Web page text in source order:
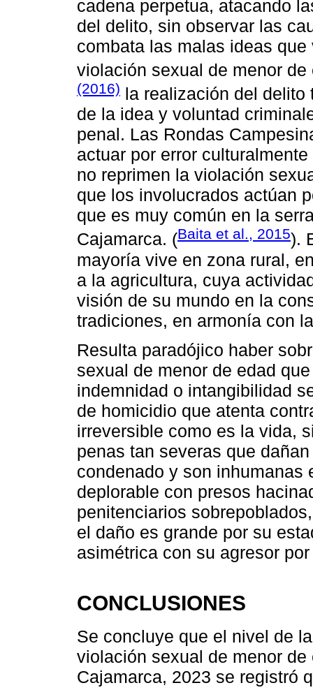
cadena perpetua, atacando
del delito, sin observar las
combata las malas ideas
violación sexual de menor
(2016) la realización del delito
de la idea y voluntad
penal. Las Rondas
actuar por error
no reprimen la violación
que los involucrados actúan
que es muy común en la
Cajamarca. (Baita et al., 2015).
mayoría vive en zona rural,
a la agricultura, cuya
visión de su mundo en la
tradiciones, en armonía con
Resulta paradójico haber
sexual de menor de edad
indemnidad o intangibilidad
de homicidio que atenta
irreversible como es la vida,
penas tan severas que
condenado y son inhumanas
deplorable con presos
penitenciarios
el daño es grande por su
asimétrica con su agresor
CONCLUSIONES
Se concluye que el nivel de
violación sexual de menor
Cajamarca, 2023 se registró